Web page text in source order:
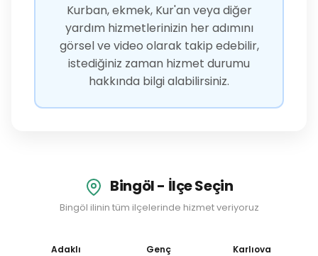
Kurban, ekmek, Kur'an veya diğer
yardım hizmetlerinizin her adımını
görsel ve video olarak takip edebilir,
istediğiniz zaman hizmet durumu
hakkında bilgi alabilirsiniz.
Bingöl - İlçe Seçin
Bingöl ilinin tüm ilçelerinde hizmet veriyoruz
Adaklı Genç Karlıova